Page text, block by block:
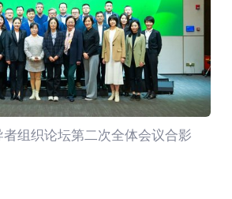
者组织论坛第二次全体会议合影